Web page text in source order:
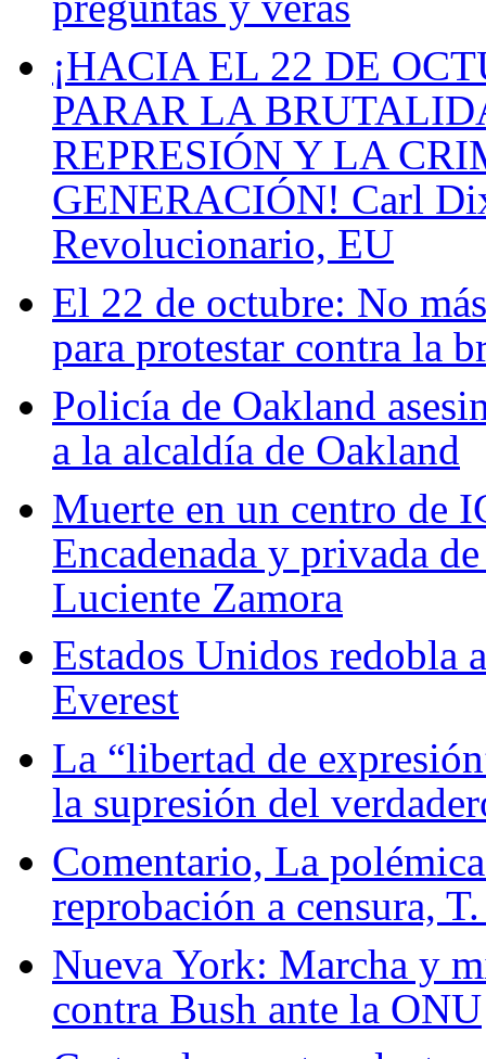
¡HACIA EL 22 DE
PARAR LA
REPRESIÓN Y LA
GENERACIÓN! Carl
Revolucionario, EU
El 22 de octubre: No
para protestar contra la
Policía de Oakland
a la alcaldía de Oakland
Muerte en un centro de
Encadenada y privada
Luciente Zamora
Estados Unidos redobla
Everest
La “libertad de
la supresión del
Comentario, La
reprobación a censura,
Nueva York: Marcha y
contra Bush ante la ONU